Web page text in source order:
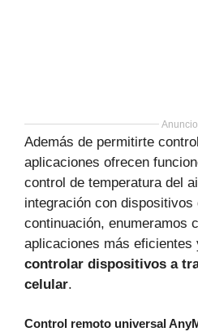
Además de permitirte
aplicaciones ofrecen
control de temperatura del
integración con dispositivos
continuación, enumeramos
aplicaciones más eficientes
controlar dispositivos a
celular.
Control remoto universal